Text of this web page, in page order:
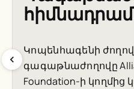
Կոպենհագենի
գագաթնաժողովը
Foundation-ի